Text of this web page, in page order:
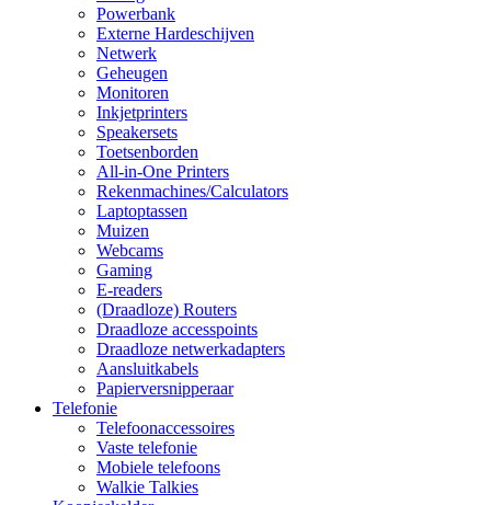
Powerbank
Externe Hardeschijven
Netwerk
Geheugen
Monitoren
Inkjetprinters
Speakersets
Toetsenborden
All-in-One Printers
Rekenmachines/Calculators
Laptoptassen
Muizen
Webcams
Gaming
E-readers
(Draadloze) Routers
Draadloze accesspoints
Draadloze netwerkadapters
Aansluitkabels
Papierversnipperaar
Telefonie
Telefoonaccessoires
Vaste telefonie
Mobiele telefoons
Walkie Talkies